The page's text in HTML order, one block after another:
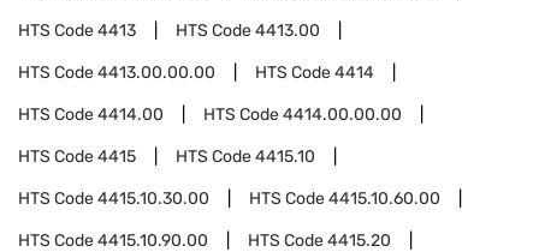
HTS Code4413 HTS Code4413.00
HTS Code4413.00.00.00 HTS Code4414
HTS Code4414.00 HTS Code4414.00.00.00
HTS Code4415 HTS Code4415.10
HTS Code4415.10.30.00 HTS Code4415.10.60.00
HTS Code4415.10.90.00 HTS Code4415.20